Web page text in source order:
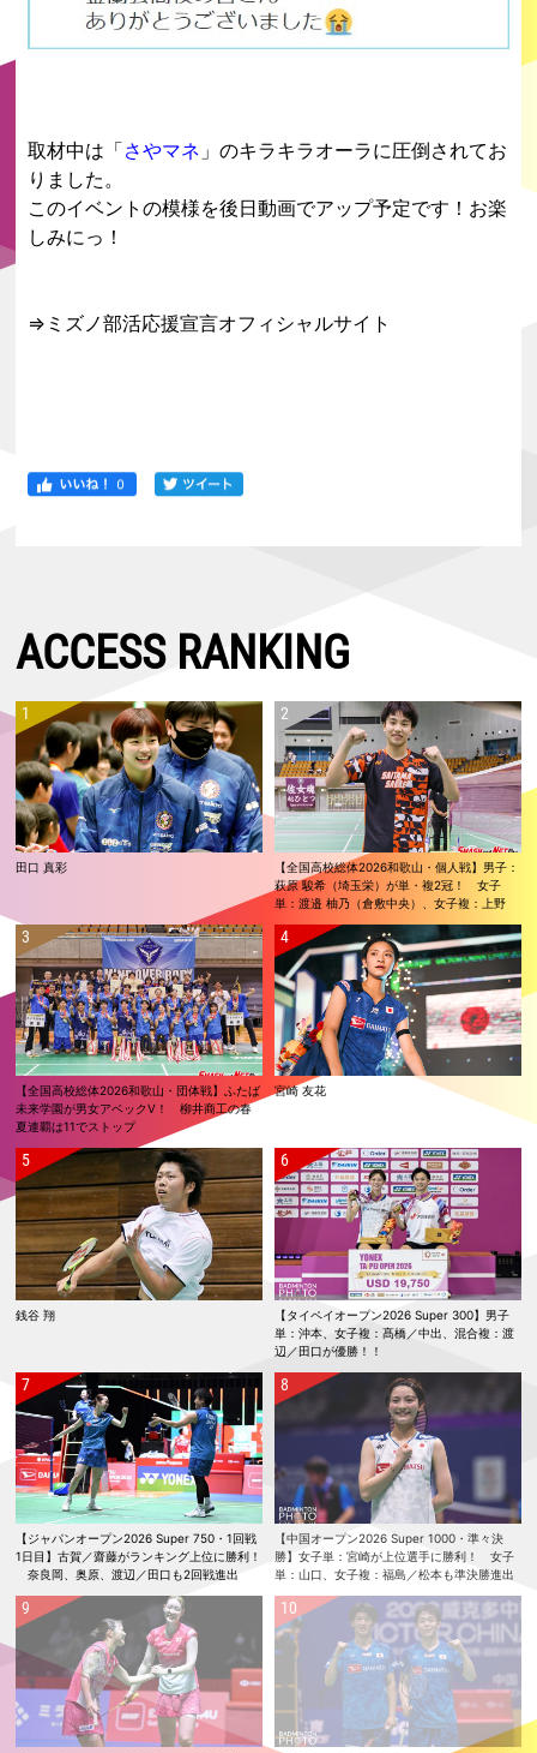
取材中は「さやマネ 」のキラキラオーラに圧倒されてお
りました。
このイベントの模様を後日動画でアップ予定です！お楽
しみにっ！
⇒ ミズノ部活応援宣言オフィシャルサイト
ACCESS RANKING
田口 真彩
【全国高校総体2026和歌山・個人戦】男子：
萩原 駿希（埼玉栄）が単・複2冠！ 女子
単：渡邉 柚乃（倉敷中央）、女子複：上野
覇！
【全国高校総体2026和歌山・団体戦】ふたば
未来学園が男女アベックV！ 柳井商工の春
夏連覇は11でストップ
宮崎 友花
銭谷 翔
【タイペイオープン2026 Super 300】男子
単：沖本、女子複：髙橋／中出、混合複：渡
辺／田口が優勝！！
【ジャパンオープン2026 Super 750・1回戦
1日目】古賀／齋藤がランキング上位に勝利！
奈良岡、奥原、渡辺／田口も2回戦進出
【中国オープン2026 Super 1000・準々決
勝】女子単：宮崎が上位選手に勝利！ 女子
単：山口、女子複：福島／松本も準決勝進出